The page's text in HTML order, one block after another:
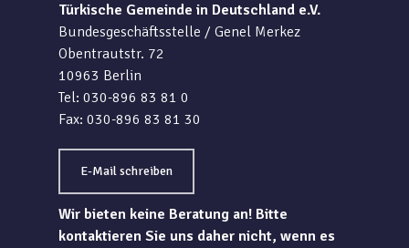
Türkische Gemeinde in Deutschland e.V.
Bundesgeschäftsstelle / Genel Merkez
Obentrautstr. 72
10963 Berlin
Tel: 030-896 83 81 0
Fax: 030-896 83 81 30
E-Mail schreiben
Wir bieten keine Beratung an! Bitte
kontaktieren Sie uns daher nicht, wenn es